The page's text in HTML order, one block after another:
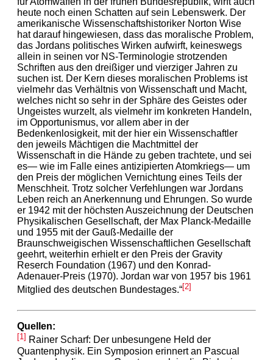
heute noch einen Schatten auf sein Lebenswerk. Der
amerikanische Wissenschaftshistoriker Norton Wise
hat darauf hingewiesen, dass das moralische Problem,
das Jordans politisches Wirken aufwirft, keineswegs
allein in seinen vor NS-Terminologie strotzenden
Schriften aus den dreißiger und vierziger Jahren zu
suchen ist. Der Kern dieses moralischen Problems ist
vielmehr das Verhältnis von Wissenschaft und Macht,
welches nicht so sehr in der Sphäre des Geistes oder
Ungeistes wurzelt, als vielmehr im konkreten Handeln,
im Opportunismus, vor allem aber in der
Bedenkenlosigkeit, mit der hier ein Wissenschaftler
den jeweils Mächtigen die Machtmittel der
Wissenschaft in die Hände zu geben trachtete, und sei
es— wie im Falle eines antizipierten Atomkriegs— um
den Preis der möglichen Vernichtung eines Teils der
Menschheit. Trotz solcher Verfehlungen war Jordans
Leben reich an Anerkennung und Ehrungen. So wurde
er 1942 mit der höchsten Auszeichnung der Deutschen
Physikalischen Gesellschaft, der Max Planck-Medaille
und 1955 mit der Gauß-Medaille der
Braunschweigischen Wissenschaftlichen Gesellschaft
geehrt, weiterhin erhielt er den Preis der Gravity
Reserch Foundation (1967) und den Konrad-
Adenauer-Preis (1970). Jordan war von 1957 bis 1961
Mitglied des deutschen Bundestages.“[2]
Quellen:
[1] Rainer Scharf: Der unbesungene Held der
Quantenphysik. Ein Symposion erinnert an Pascual